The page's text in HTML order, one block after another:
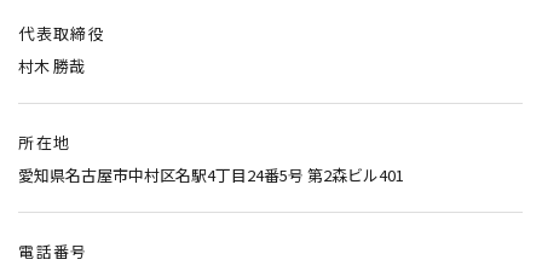
代表取締役
村木 勝哉
所在地
愛知県名古屋市中村区名駅4丁目24番5号 第2森ビル401
電話番号